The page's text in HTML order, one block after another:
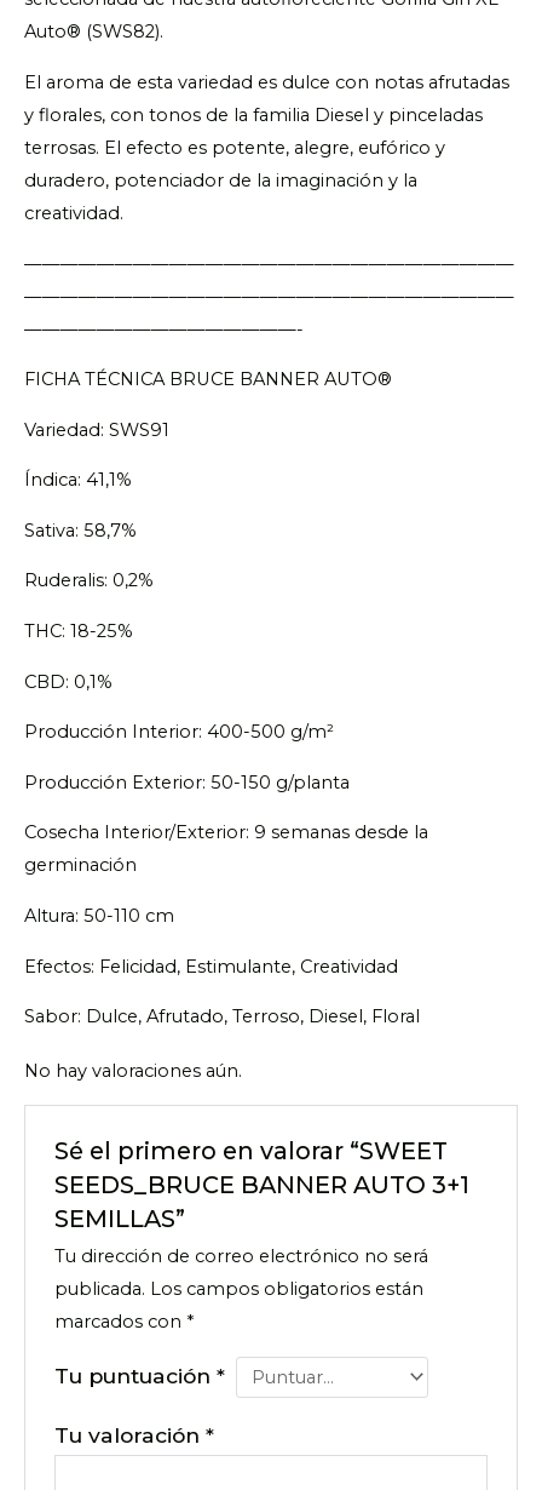
Auto® (SWS82).
El aroma de esta variedad es dulce con notas afrutadas
y florales, con tonos de la familia Diesel y pinceladas
terrosas. El efecto es potente, alegre, eufórico y
duradero, potenciador de la imaginación y la
creatividad.
———————————————————————————
———————————————————————————
———————————————-
FICHA TÉCNICA BRUCE BANNER AUTO®
Variedad: SWS91
Índica: 41,1%
Sativa: 58,7%
Ruderalis: 0,2%
THC: 18-25%
CBD: 0,1%
Producción Interior: 400-500 g/m²
Producción Exterior: 50-150 g/planta
Cosecha Interior/Exterior: 9 semanas desde la
germinación
Altura: 50-110 cm
Efectos: Felicidad, Estimulante, Creatividad
Sabor: Dulce, Afrutado, Terroso, Diesel, Floral
No hay valoraciones aún.
Sé el primero en valorar “SWEET
SEEDS_BRUCE BANNER AUTO 3+1
SEMILLAS”
Tu dirección de correo electrónico no será
publicada. Los campos obligatorios están
marcados con *
Tu puntuación*
Tu valoración*